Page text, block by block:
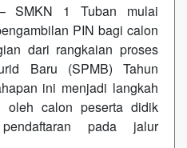
SMKN 1 Tuban mulai
PIN bagi calon
dari rangkaian proses
Baru (SPMB) Tahun
ini menjadi langkah
calon peserta didik
pada jalur